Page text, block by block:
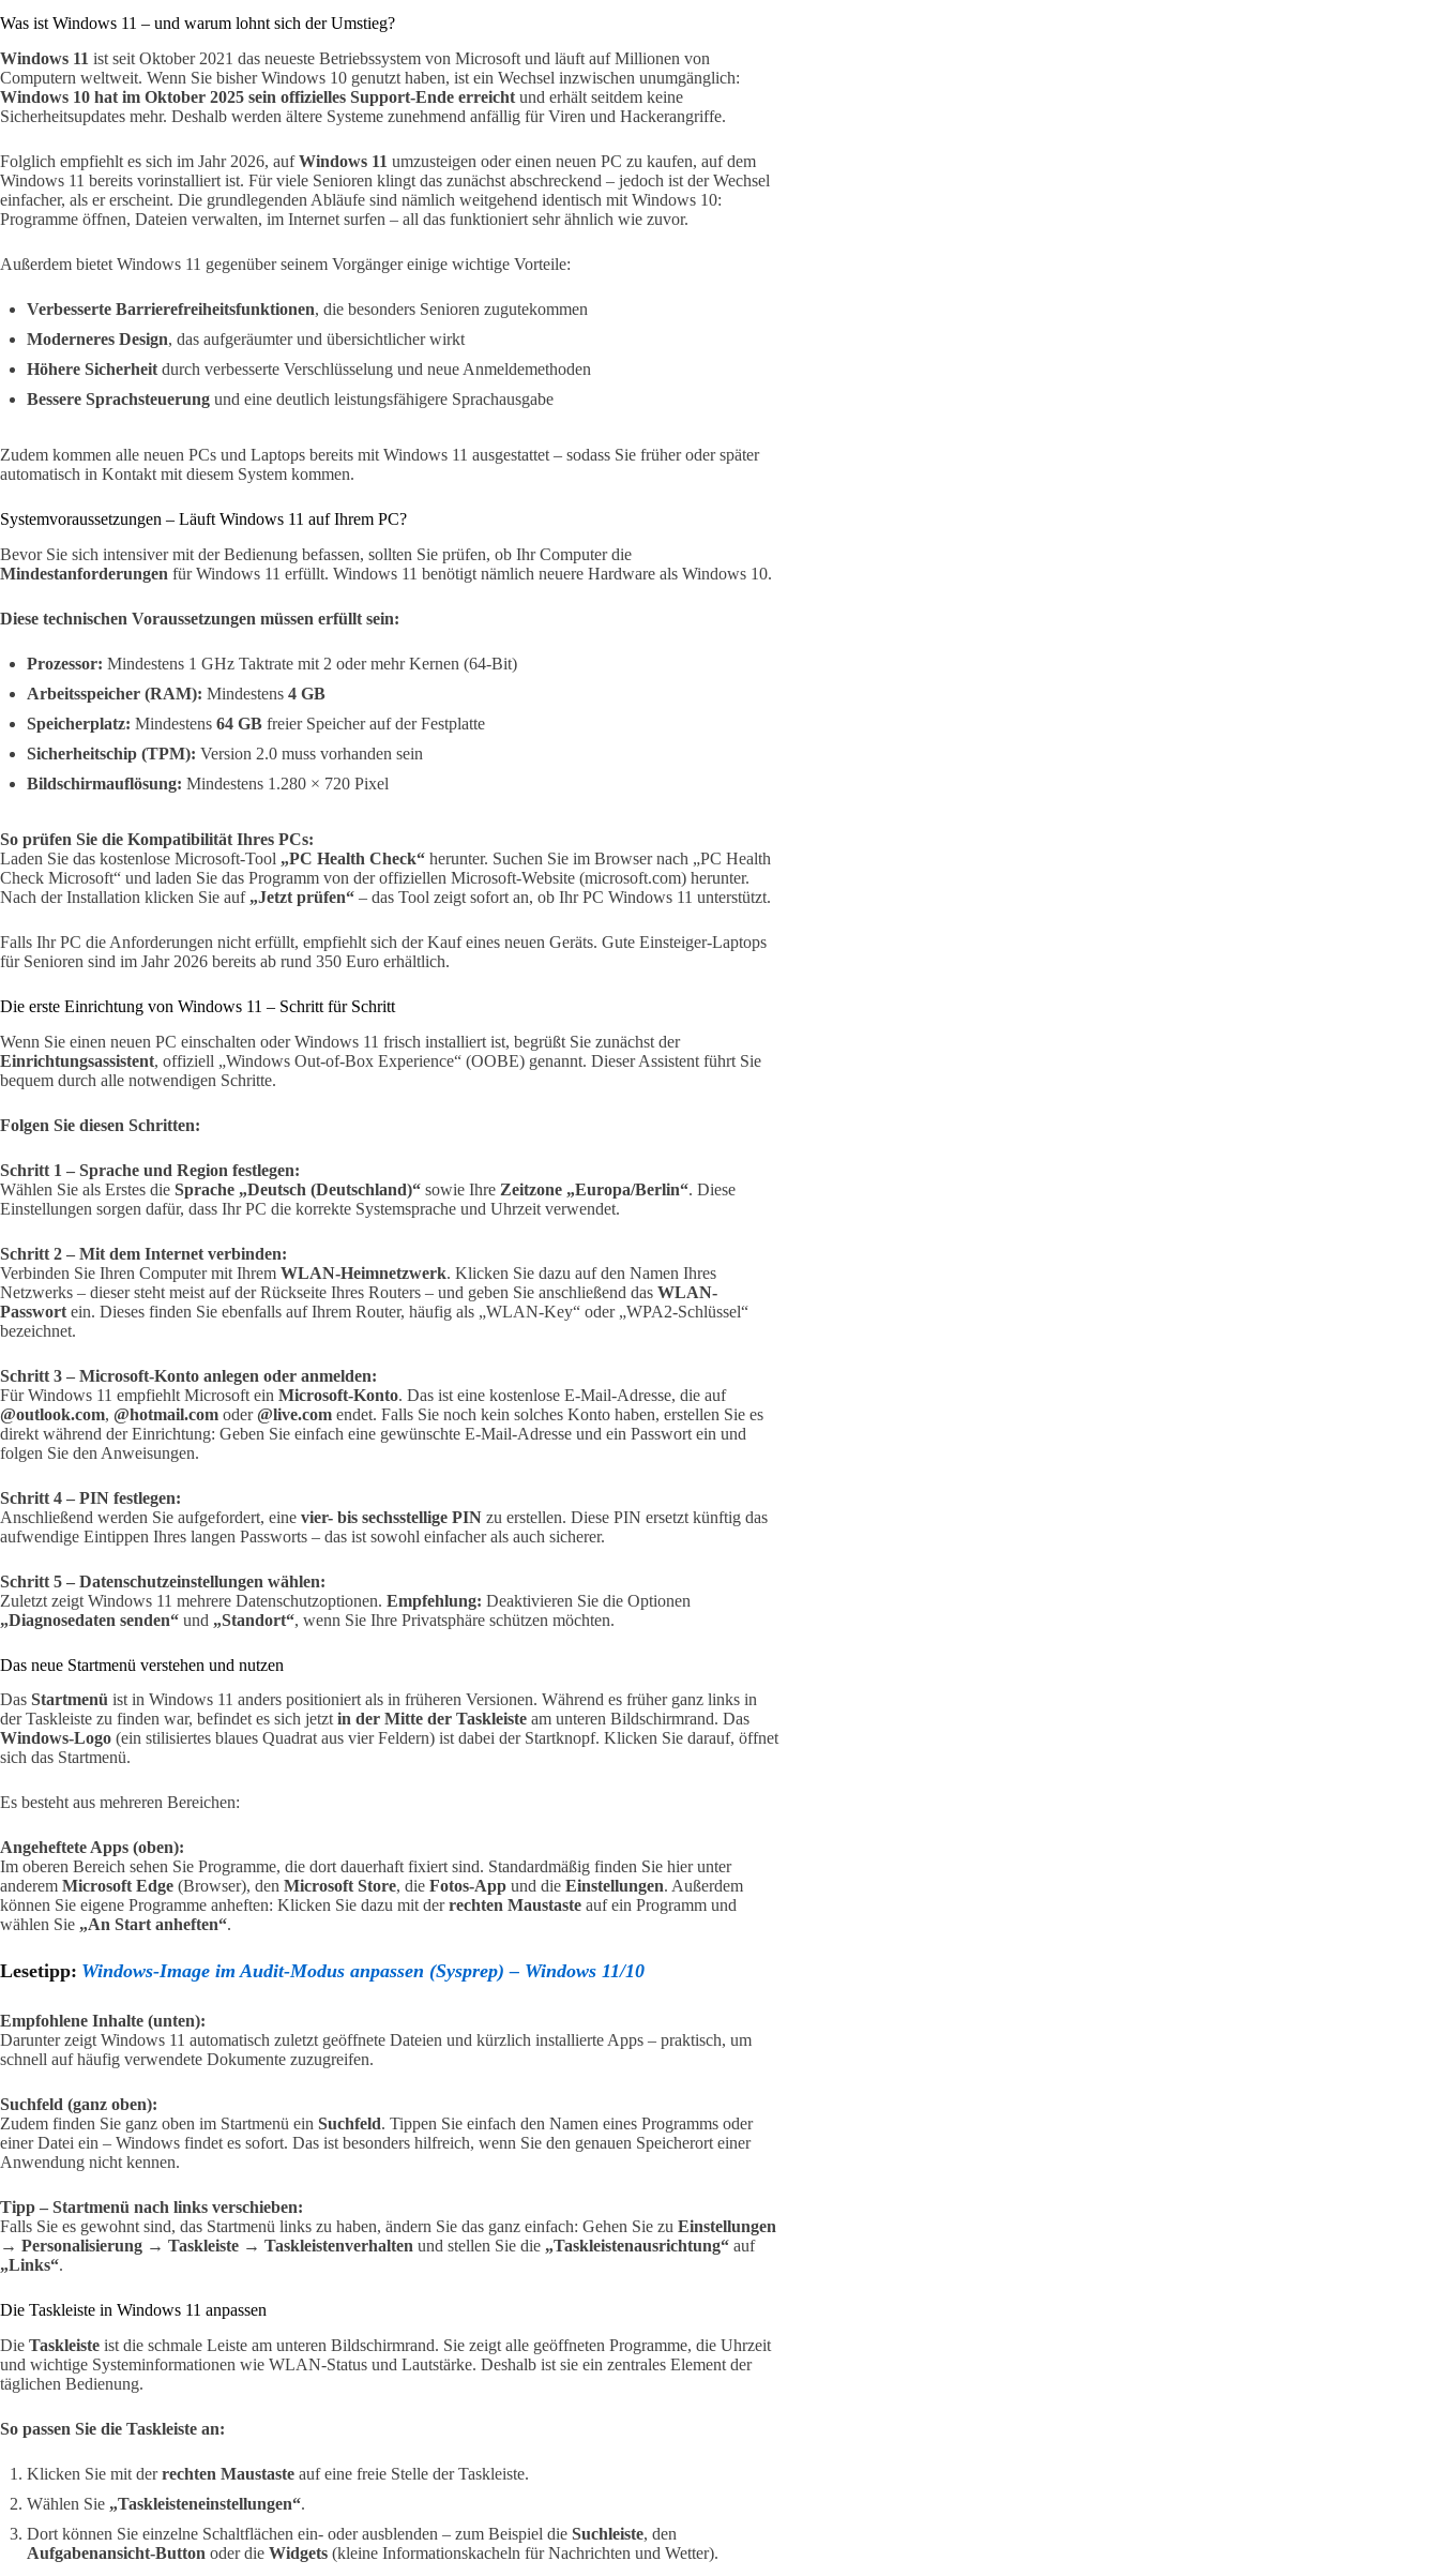
Was ist Windows 11 – und warum lohnt sich der Umstieg?
Windows 11 ist seit Oktober 2021 das neueste Betriebssystem von Microsoft und läuft auf Millionen von
Computern weltweit. Wenn Sie bisher Windows 10 genutzt haben, ist ein Wechsel inzwischen unumgänglich:
Windows 10 hat im Oktober 2025 sein offizielles Support-Ende erreicht und erhält seitdem keine
Sicherheitsupdates mehr. Deshalb werden ältere Systeme zunehmend anfällig für Viren und Hackerangriffe.
Folglich empfiehlt es sich im Jahr 2026, aufWindows 11 umzusteigen oder einen neuen PC zu kaufen, auf dem
Windows 11 bereits vorinstalliert ist. Für viele Senioren klingt das zunächst abschreckend – jedoch ist der Wechsel
einfacher, als er erscheint. Die grundlegenden Abläufe sind nämlich weitgehend identisch mit Windows 10:
Programme öffnen, Dateien verwalten, im Internet surfen – all das funktioniert sehr ähnlich wie zuvor.
Außerdem bietet Windows 11 gegenüber seinem Vorgänger einige wichtige Vorteile:
Verbesserte Barrierefreiheitsfunktionen, die besonders Senioren zugutekommen
Moderneres Design, das aufgeräumter und übersichtlicher wirkt
Höhere Sicherheit durch verbesserte Verschlüsselung und neue Anmeldemethoden
Bessere Sprachsteuerung und eine deutlich leistungsfähigere Sprachausgabe
Zudem kommen alle neuen PCs und Laptops bereits mit Windows 11 ausgestattet – sodass Sie früher oder später
automatisch in Kontakt mit diesem System kommen.
Systemvoraussetzungen – Läuft Windows 11 auf Ihrem PC?
Bevor Sie sich intensiver mit der Bedienung befassen, sollten Sie prüfen, ob Ihr Computer die
Mindestanforderungen für Windows 11 erfüllt. Windows 11 benötigt nämlich neuere Hardware als Windows 10.
Diese technischen Voraussetzungen müssen erfüllt sein:
Prozessor: Mindestens 1 GHz Taktrate mit 2 oder mehr Kernen (64-Bit)
Arbeitsspeicher (RAM): Mindestens 4 GB
Speicherplatz: Mindestens 64 GB freier Speicher auf der Festplatte
Sicherheitschip (TPM): Version 2.0 muss vorhanden sein
Bildschirmauflösung: Mindestens 1.280 × 720 Pixel
So prüfen Sie die Kompatibilität Ihres PCs:
Laden Sie das kostenlose Microsoft-Tool „PC Health Check“ herunter. Suchen Sie im Browser nach „PC Health
Check Microsoft“ und laden Sie das Programm von der offiziellen Microsoft-Website (microsoft.com) herunter.
Nach der Installation klicken Sie auf „Jetzt prüfen“ – das Tool zeigt sofort an, ob Ihr PC Windows 11 unterstützt.
Falls Ihr PC die Anforderungen nicht erfüllt, empfiehlt sich der Kauf eines neuen Geräts. Gute Einsteiger-Laptops
für Senioren sind im Jahr 2026 bereits ab rund 350 Euro erhältlich.
Die erste Einrichtung von Windows 11 – Schritt für Schritt
Wenn Sie einen neuen PC einschalten oder Windows 11 frisch installiert ist, begrüßt Sie zunächst der
Einrichtungsassistent, offiziell „Windows Out-of-Box Experience“ (OOBE) genannt. Dieser Assistent führt Sie
bequem durch alle notwendigen Schritte.
Folgen Sie diesen Schritten:
Schritt 1 – Sprache und Region festlegen:
Wählen Sie als Erstes die Sprache „Deutsch (Deutschland)“ sowie Ihre Zeitzone „Europa/Berlin“. Diese
Einstellungen sorgen dafür, dass Ihr PC die korrekte Systemsprache und Uhrzeit verwendet.
Schritt 2 – Mit dem Internet verbinden:
Verbinden Sie Ihren Computer mit Ihrem WLAN-Heimnetzwerk. Klicken Sie dazu auf den Namen Ihres
Netzwerks – dieser steht meist auf der Rückseite Ihres Routers – und geben Sie anschließend das WLAN-
Passwort ein. Dieses finden Sie ebenfalls auf Ihrem Router, häufig als „WLAN-Key“ oder „WPA2-Schlüssel“
bezeichnet.
Schritt 3 – Microsoft-Konto anlegen oder anmelden:
Für Windows 11 empfiehlt Microsoft ein Microsoft-Konto. Das ist eine kostenlose E-Mail-Adresse, die auf
@outlook.com, @hotmail.com oder @live.com endet. Falls Sie noch kein solches Konto haben, erstellen Sie es
direkt während der Einrichtung: Geben Sie einfach eine gewünschte E-Mail-Adresse und ein Passwort ein und
folgen Sie den Anweisungen.
Schritt 4 – PIN festlegen:
Anschließend werden Sie aufgefordert, eine vier- bis sechsstellige PIN zu erstellen. Diese PIN ersetzt künftig das
aufwendige Eintippen Ihres langen Passworts – das ist sowohl einfacher als auch sicherer.
Schritt 5 – Datenschutzeinstellungen wählen:
Zuletzt zeigt Windows 11 mehrere Datenschutzoptionen. Empfehlung: Deaktivieren Sie die Optionen
„Diagnosedaten senden“ und „Standort“, wenn Sie Ihre Privatsphäre schützen möchten.
Das neue Startmenü verstehen und nutzen
Das Startmenü ist in Windows 11 anders positioniert als in früheren Versionen. Während es früher ganz links in
der Taskleiste zu finden war, befindet es sich jetzt in der Mitte der Taskleiste am unteren Bildschirmrand. Das
Windows-Logo (ein stilisiertes blaues Quadrat aus vier Feldern) ist dabei der Startknopf. Klicken Sie darauf, öffnet
sich das Startmenü.
Es besteht aus mehreren Bereichen:
Angeheftete Apps (oben):
Im oberen Bereich sehen Sie Programme, die dort dauerhaft fixiert sind. Standardmäßig finden Sie hier unter
anderem Microsoft Edge (Browser), den Microsoft Store, die Fotos-App und die Einstellungen. Außerdem
können Sie eigene Programme anheften: Klicken Sie dazu mit derrechten Maustaste auf ein Programm und
wählen Sie „An Start anheften“.
Lesetipp: Windows-Image im Audit-Modus anpassen (Sysprep) – Windows 11/10
Empfohlene Inhalte (unten):
Darunter zeigt Windows 11 automatisch zuletzt geöffnete Dateien und kürzlich installierte Apps – praktisch, um
schnell auf häufig verwendete Dokumente zuzugreifen.
Suchfeld (ganz oben):
Zudem finden Sie ganz oben im Startmenü ein Suchfeld. Tippen Sie einfach den Namen eines Programms oder
einer Datei ein – Windows findet es sofort. Das ist besonders hilfreich, wenn Sie den genauen Speicherort einer
Anwendung nicht kennen.
Tipp – Startmenü nach links verschieben:
Falls Sie es gewohnt sind, das Startmenü links zu haben, ändern Sie das ganz einfach: Gehen Sie zu Einstellungen
→ Personalisierung → Taskleiste → Taskleistenverhalten und stellen Sie die „Taskleistenausrichtung“ auf
„Links“.
Die Taskleiste in Windows 11 anpassen
Die Taskleiste ist die schmale Leiste am unteren Bildschirmrand. Sie zeigt alle geöffneten Programme, die Uhrzeit
und wichtige Systeminformationen wie WLAN-Status und Lautstärke. Deshalb ist sie ein zentrales Element der
täglichen Bedienung.
So passen Sie die Taskleiste an:
Klicken Sie mit derrechten Maustaste auf eine freie Stelle der Taskleiste.
Wählen Sie „Taskleisteneinstellungen“.
Dort können Sie einzelne Schaltflächen ein- oder ausblenden – zum Beispiel die Suchleiste, den
Aufgabenansicht-Button oder die Widgets (kleine Informationskacheln für Nachrichten und Wetter).